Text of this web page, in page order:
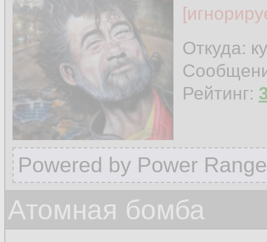
Откуда:
Рейтинг:
Powered by Power
Атомная бомба